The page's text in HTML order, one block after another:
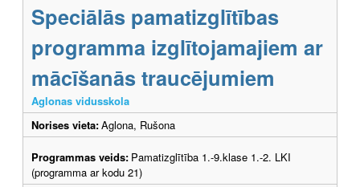
Speciālās pamatizglītības
programma izglītojamajiem ar
mācīšanās traucējumiem
Aglonas vidusskola
Norises vieta:Aglona, Rušona
Programmas veids: Pamatizglītība 1.-9.klase 1.-2. LKI
(programma ar kodu 21)